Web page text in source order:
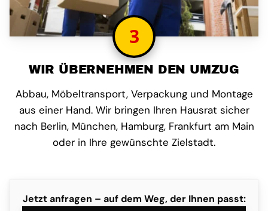
3
WIR ÜBERNEHMEN DEN UMZUG
Abbau, Möbeltransport, Verpackung und Montage
aus einer Hand. Wir bringen Ihren Hausrat sicher
nach Berlin, München, Hamburg, Frankfurt am Main
oder in Ihre gewünschte Zielstadt.
Jetzt anfragen – auf dem Weg, der Ihnen passt: